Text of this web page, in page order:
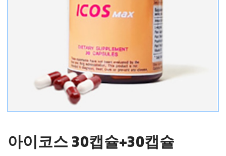
아이코스 30캡슐+30캡슐